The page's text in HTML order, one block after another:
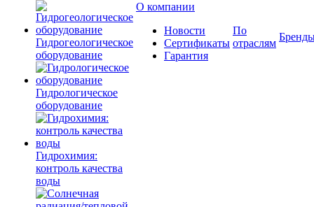
Гидрогеологическое
оборудование
Гидрологическое
оборудование
Гидрохимия:
контроль качества
воды
О компании
Новости
Сертификаты
Гарантия
По
отраслям